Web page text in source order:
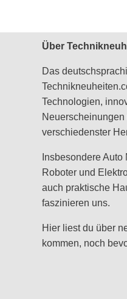
Über
Das
Technologien,
verschiedenster
Insbesondere
Roboter und
auch praktische
faszinieren uns.
Hier liest du über
kommen, noch